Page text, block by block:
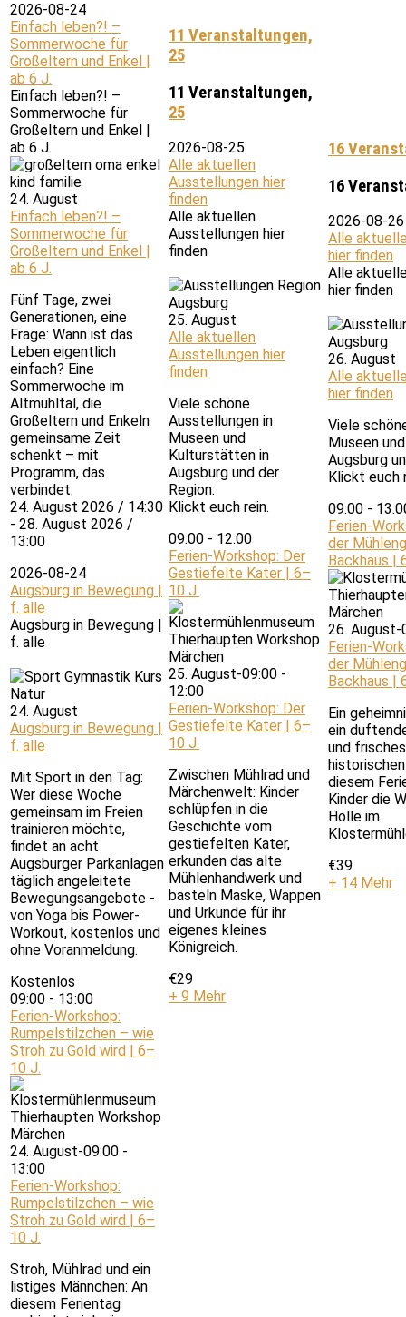
2026-08-24
Einfach leben?! –
Sommerwoche für
Großeltern und Enkel |
ab 6 J.
Einfach leben?! –
Sommerwoche für
Großeltern und Enkel |
ab 6 J.
24. August
Einfach leben?! –
Sommerwoche für
Großeltern und Enkel |
ab 6 J.
Fünf Tage, zwei
Generationen, eine
Frage: Wann ist das
Leben eigentlich
einfach? Eine
Sommerwoche im
Altmühltal, die
Großeltern und Enkeln
gemeinsame Zeit
schenkt – mit
Programm, das
verbindet.
24. August 2026 / 14:30
- 28. August 2026 /
13:00
2026-08-24
Augsburg in Bewegung |
f. alle
Augsburg in Bewegung |
f. alle
24. August
Augsburg in Bewegung |
f. alle
Mit Sport in den Tag:
Wer diese Woche
gemeinsam im Freien
trainieren möchte,
findet an acht
Augsburger Parkanlagen
täglich angeleitete
Bewegungsangebote -
von Yoga bis Power-
Workout, kostenlos und
ohne Voranmeldung.
Kostenlos
09:00 - 13:00
Ferien-Workshop:
Rumpelstilzchen – wie
Stroh zu Gold wird | 6–
10 J.
24. August-09:00 -
13:00
Ferien-Workshop:
Rumpelstilzchen – wie
Stroh zu Gold wird | 6–
10 J.
Stroh, Mühlrad und ein
listiges Männchen: An
diesem Ferientag
11 Veranstaltungen,
25
11 Veranstaltungen,
25
2026-08-25
Alle aktuellen
Ausstellungen hier
finden
Alle aktuellen
Ausstellungen hier
finden
25. August
Alle aktuellen
Ausstellungen hier
finden
Viele schöne
Ausstellungen in
Museen und
Kulturstätten in
Augsburg und der
Region:
Klickt euch rein.
09:00 - 12:00
Ferien-Workshop: Der
Gestiefelte Kater | 6–
10 J.
25. August-09:00 -
12:00
Ferien-Workshop: Der
Gestiefelte Kater | 6–
10 J.
Zwischen Mühlrad und
Märchenwelt: Kinder
schlüpfen in die
Geschichte vom
gestiefelten Kater,
erkunden das alte
Mühlenhandwerk und
basteln Maske, Wappen
und Urkunde für ihr
eigenes kleines
Königreich.
€29
+ 9 Mehr
16
16
2026-08-26
Alle
hier finden
Alle
hier finden
26. August
Alle
hier finden
Viele
Museen
Augsburg
Klickt euch
09:00 -
Ferien-
der
Backhaus |
26. August-
Ferien-
der
Backhaus |
Ein
ein
und
diesem
Kinder die
Holle im
€39
+ 14 Mehr